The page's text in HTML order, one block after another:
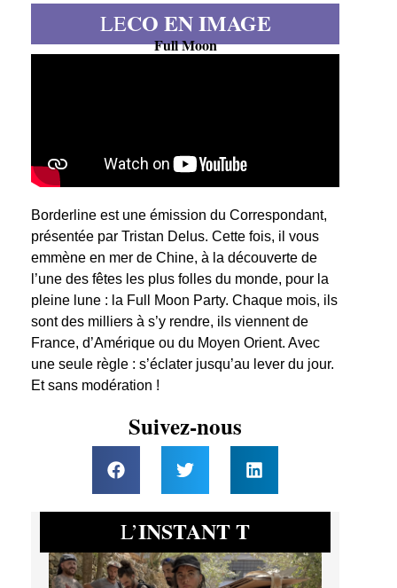
LECO EN IMAGE
Full Moon
Borderline est une émission du Correspondant,
présentée par Tristan Delus. Cette fois, il vous
emmène en mer de Chine, à la découverte de
l’une des fêtes les plus folles du monde, pour la
pleine lune : la Full Moon Party. Chaque mois, ils
sont des milliers à s’y rendre, ils viennent de
France, d’Amérique ou du Moyen Orient. Avec
une seule règle : s’éclater jusqu’au lever du jour.
Et sans modération !
Suivez-nous
L’INSTANT T